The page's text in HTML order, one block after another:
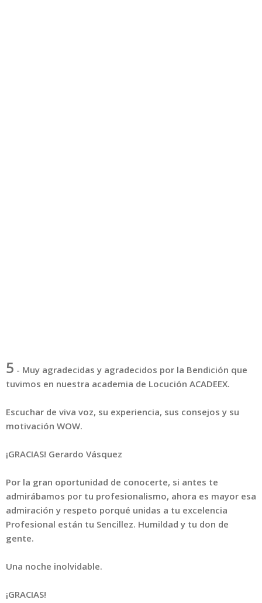
5 - Muy agradecidas y agradecidos por la Bendición que
tuvimos en nuestra academia de Locución ACADEEX.
Escuchar de viva voz, su experiencia, sus consejos y su
motivación WOW.
¡GRACIAS! Gerardo Vásquez
Por la gran oportunidad de conocerte, si antes te
admirábamos por tu profesionalismo, ahora es mayor esa
admiración y respeto porqué unidas a tu excelencia
Profesional están tu Sencillez. Humildad y tu don de
gente.
Una noche inolvidable.
¡GRACIAS!